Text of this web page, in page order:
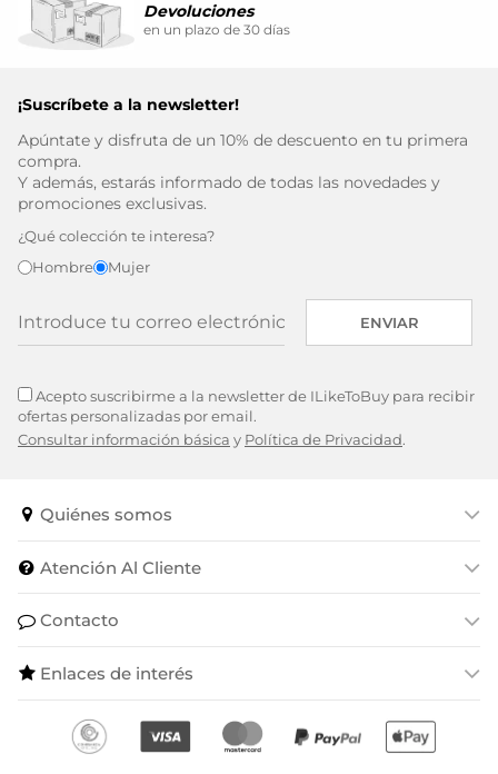
Devoluciones
en un plazo de 30 días
¡Suscríbete a la newsletter!
Apúntate y disfruta de un 10% de descuento en tu primera
compra.
Y además, estarás informado de todas las novedades y
promociones exclusivas.
¿Qué colección te interesa?
Hombre
Mujer
ENVIAR
Acepto suscribirme a la newsletter de ILikeToBuy para recibir
ofertas personalizadas por email.
Consultar información básica y Política de Privacidad.
Quiénes somos
Atención Al Cliente
Contacto
Enlaces de interés